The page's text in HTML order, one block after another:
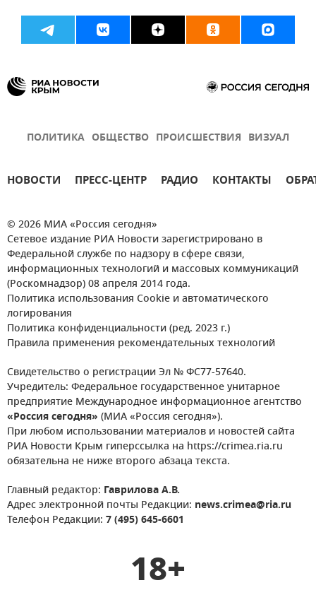
ПОЛИТИКА ОБЩЕСТВО ПРОИСШЕСТВИЯ ВИЗУАЛ
НОВОСТИ ПРЕСС-ЦЕНТР РАДИО КОНТАКТЫ
© 2026 МИА «Россия сегодня»
Сетевое издание РИА Новости зарегистрировано в
Федеральной службе по надзору в сфере связи,
информационных технологий и массовых коммуникаций
(Роскомнадзор) 08 апреля 2014 года.
Политика использования Cookie и автоматического
логирования
Политика конфиденциальности (ред. 2023 г.)
Правила применения рекомендательных технологий
Свидетельство о регистрации Эл № ФС77-57640.
Учредитель: Федеральное государственное унитарное
предприятие Международное информационное агентство
«Россия сегодня» (МИА «Россия сегодня»).
При любом использовании материалов и новостей сайта
РИА Новости Крым гиперссылка на https://crimea.ria.ru
обязательна не ниже второго абзаца текста.
Главный редактор: Гаврилова А.В.
Адрес электронной почты Редакции: news.crimea@ria.ru
Телефон Редакции: 7 (495) 645-6601
18+